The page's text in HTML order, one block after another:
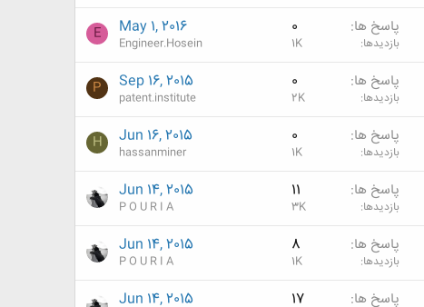
پاسخ ها 0
بازدیدها 1K
May 1, 2016
Engineer.Hosein
E
پاسخ ها 0
بازدیدها 2K
Sep 16, 2015
patent.institute
P
پاسخ ها 0
بازدیدها 1K
Jun 16, 2015
hassanminer
H
پاسخ ها 11
بازدیدها 3K
Jun 14, 2015
P O U R I A
پاسخ ها 8
بازدیدها 1K
Jun 14, 2015
P O U R I A
پاسخ ها 17
Jun 14, 2015